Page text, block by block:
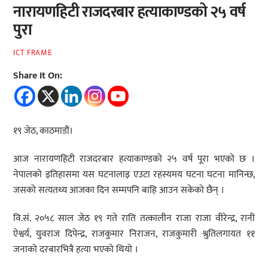
नारायणहिटी राजदरबार हत्याकाण्डको २५ वर्ष
पुरा
ICT FRAME
Share It On:
१९ जेठ, काठमाडौं।
आज नारायणहिटी राजदरबार हत्याकाण्डको २५ वर्ष पूरा भएको छ ।
नेपालको इतिहासमा यस घटनालाइ एउटा रहस्यमय घटना घटना मानिन्छ,
जसको सत्यतथ्य आजका दिन सम्मपनि बाहि आउन सकेको छैन् ।
वि.सं. २०५८ साल जेठ १९ गते राति तत्कालीन राजा राजा वीरेन्द्र, रानी
ऐश्वर्य, युवराज दिपेन्द्र, राजकुमार निराजन, राजकुमारी श्रुतिलगायत ११
जनाको दरबारभित्रै हत्या भएको थियो ।